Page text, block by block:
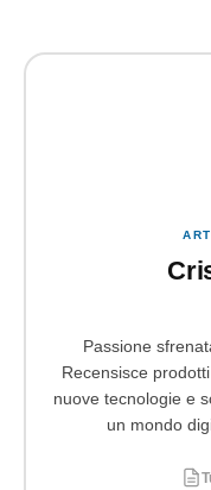
Passione
Recensisce
nuove tecnologie e
un mondo